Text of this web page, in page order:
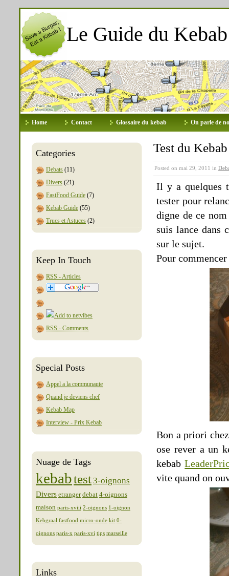
Le Guide du Kebab
Home Contact Glossaire du kebab On parle de
Categories
Debats (11)
Divers (21)
FastFood Guide (7)
Kebab Guide (55)
Trucs et Astuces (2)
Keep In Touch
RSS - Articles
RSS - Comments
Special Posts
Appel a la communaute
Quand je deviens chef
Kebab Map
Interview - Prix Kebab
Nuage de Tags
kebabtest3-oignons
Divers etranger debat 4-oignons
maison paris-xviii 2-oignons 1-oignon
Kebgraal fastfood micro-onde kit 0-
oignons paris-x paris-xvi tips marseille
Links
Test du
Posted on mai 29, 2011 in
Il y a quelques
tester pour
digne de ce
suis lance dans
sur le sujet.
Pour
Bon a priori
ose rever a un
kebab
vite quand on